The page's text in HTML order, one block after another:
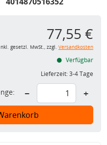
77,55 €
gesetzl. MwSt., zzgl. Versandkosten
Verfügbar
Lieferzeit:3-4 Tage
− +